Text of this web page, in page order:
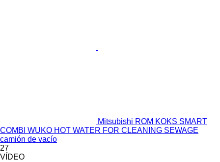
Mitsubishi ROM KOKS SMART
COMBI WUKO HOT WATER FOR CLEANING SEWAGE
camión de vacío
27
VÍDEO